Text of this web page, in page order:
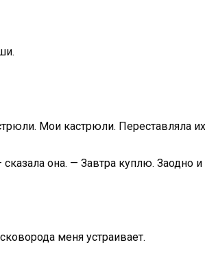
Мои кастрюли. Переставляла
она. — Завтра куплю. Заодно и
меня устраивает.